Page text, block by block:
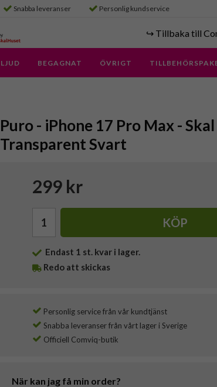
Snabba leveranser Personlig kundservice
↪️ Tillbaka till
LJUD BEGAGNAT ÖVRIGT
Puro - iPhone 17 Pro Max -
Transparent Svart
299 kr
KÖP
Endast 1 st. kvar i lager.
Redo att skickas
Personlig service från vår kundtjänst
Snabba leveranser från vårt lager i Sverige
Officiell Comviq-butik
När kan jag få min order?